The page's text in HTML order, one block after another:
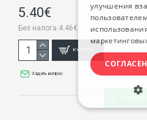
5.40€
Без налога:4.46€
КУПИТЬ
Задать вопрос
улучшения
СОГЛАСЕН